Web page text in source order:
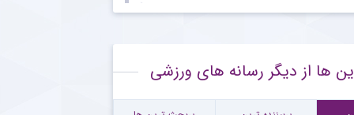
معنادار ستاره مصدوم پرسپولیس به شانس قهرمانی سرخ ها
جالب یحیی گل محمدی با سرمربی تیم ملی در حاشیه بازی پرسپولیس
ها از دیگر رسانه های ورزشی